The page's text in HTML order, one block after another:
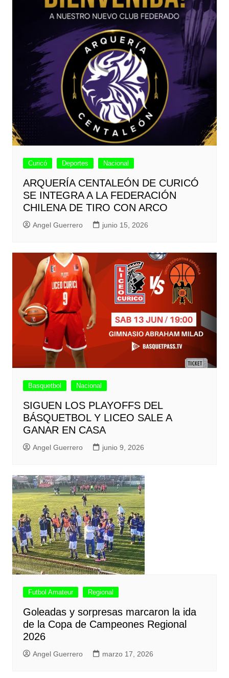
Curicó Deportes Nacional
ARQUERÍA CENTALEÓN DE CURICÓ
SE INTEGRA A LA FEDERACIÓN
CHILENA DE TIRO CON ARCO
Angel Guerrero junio 15, 2026
Basquetbol Nacional
SIGUEN LOS PLAYOFFS DEL
BÁSQUETBOL Y LICEO SALE A
GANAR EN CASA
Angel Guerrero junio 9, 2026
Futbol Amateur Regional
Goleadas y sorpresas marcaron la ida
de la Copa de Campeones Regional
2026
Angel Guerrero marzo 17, 2026